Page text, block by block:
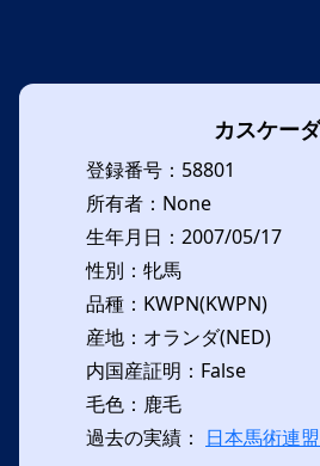
カスケーダ
登録番号：58801
所有者：None
生年月日：2007/05/17
性別：牝馬
品種：KWPN(KWPN)
産地：オランダ(NED)
内国産証明：False
毛色：鹿毛
過去の実績： 日本馬術連